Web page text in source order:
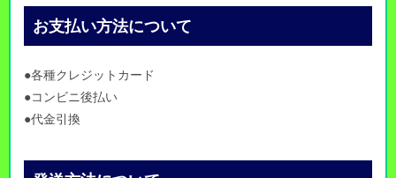
お支払い方法について
●各種クレジットカード
●コンビニ後払い
●代金引換